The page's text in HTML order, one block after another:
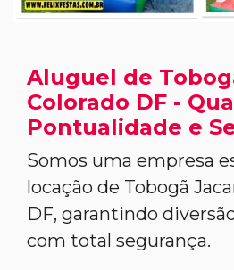
Aluguel de
Colorado DF -
Pontualidade e
Somos uma empresa
locação de Tobogã
DF, garantindo
com total segurança.